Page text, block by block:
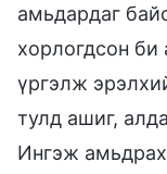
амьдардаг
хорлогдсон би
үргэлж
тулд ашиг,
Ингэж